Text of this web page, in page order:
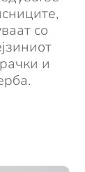
со
и